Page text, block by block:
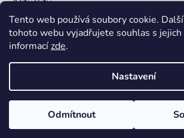
Tento web používá soubory cookie.
tohoto webu vyjadřujete souhlas s jejich
informacízde.
Nastavení
Odmítnout
Ochrana osobních údajů
Ke stažení
Vytvořil Shoptet
Copyright 2026flamy.com
. Všechna
Upravit nastavení